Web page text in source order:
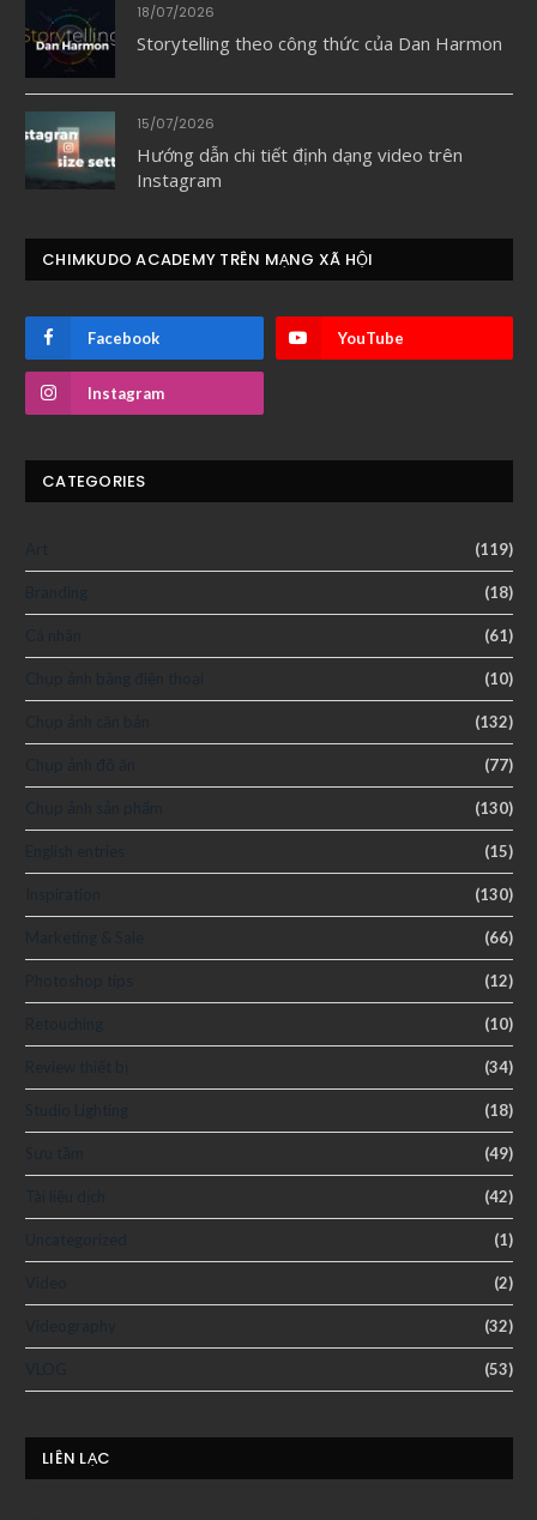
18/07/2026
Storytelling theo công thức của Dan Harmon
15/07/2026
Hướng dẫn chi tiết định dạng video trên
Instagram
CHIMKUDO ACADEMY TRÊN MẠNG XÃ HỘI
Facebook YouTube
Instagram
CATEGORIES
(119)
(18)
(61)
(10)
(132)
(77)
(130)
(15)
(130)
(66)
(12)
(10)
(34)
(18)
(49)
(42)
(1)
(2)
(32)
(53)
LIÊN LẠC